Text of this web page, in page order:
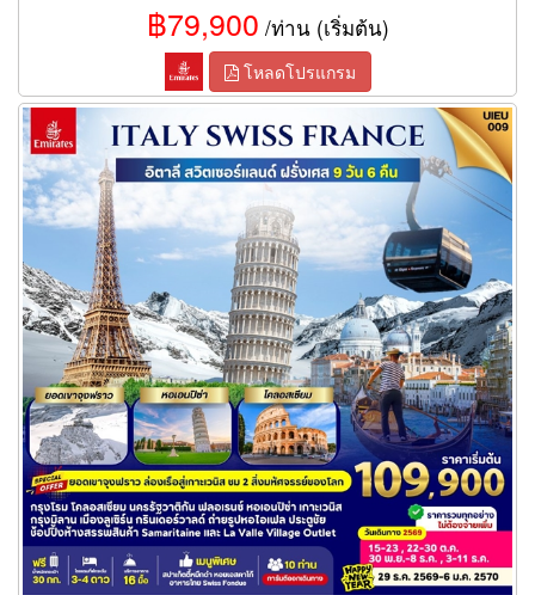
฿79,900 /ท่าน (เริ่มต้น)
โหลดโปรแกรม
EUROPE CLASSIC อิตาลี สวิตเซอร์แลนด์ ฝรั่งเศส 9วัน 6คืน